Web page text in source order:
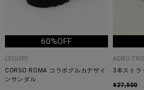
60%OFF
L'EQUIPE
CORSO ROMA コラボグルカデザイ
ンサンダル
ADIEU
3本ストラ
¥27,500